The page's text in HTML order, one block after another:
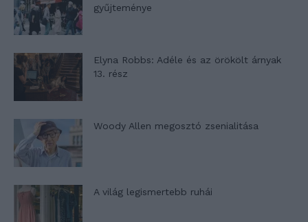
gyűjteménye
Elyna Robbs: Adéle és az örökölt árnyak
13. rész
Woody Allen megosztó zsenialitása
A világ legismertebb ruhái